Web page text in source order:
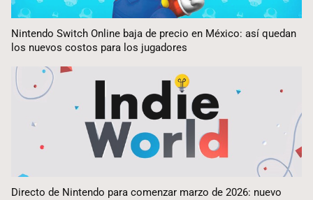
Nintendo Switch Online baja de precio en México: así quedan
los nuevos costos para los jugadores
Directo de Nintendo para comenzar marzo de 2026: nuevo